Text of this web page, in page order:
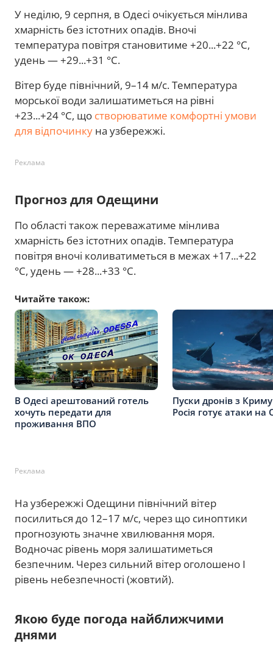
У неділю, 9 серпня, в Одесі очікується мінлива
хмарність без істотних опадів. Вночі
температура повітря становитиме +20...+22 °C,
удень — +29...+31 °C.
Вітер буде північний, 9–14 м/с. Температура
морської води залишатиметься на рівні
+23...+24 °C, що створюватиме комфортні умови
для відпочинку на узбережжі.
Реклама
Прогноз для Одещини
По області також переважатиме мінлива
хмарність без істотних опадів. Температура
повітря вночі коливатиметься в межах +17...+22
°C, удень — +28...+33 °C.
Читайте також:
В Одесі арештований готель
хочуть передати для
проживання ВПО
Пуски дронів з
Росія готує атаки
Реклама
На узбережжі Одещини північний вітер
посилиться до 12–17 м/с, через що синоптики
прогнозують значне хвилювання моря.
Водночас рівень моря залишатиметься
безпечним. Через сильний вітер оголошено І
рівень небезпечності (жовтий).
Якою буде погода найближчими
днями